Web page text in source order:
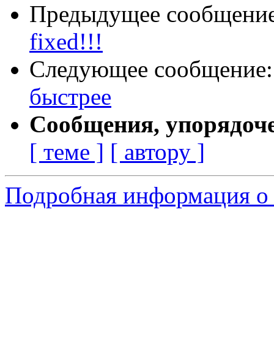
Предыдущее
fixed!!!
Следующее
быстрее
Сообщения,
[ теме ] [ автору ]
Подробная информация о